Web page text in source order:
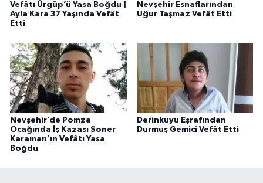
Vefâtı Ürgüp’ü Yasa Boğdu |
Ayla Kara 37 Yaşında Vefât
Etti
Nevşehir Esnaflarından
Uğur Taşmaz Vefât Etti
Nevşehir’de Pomza
Ocağında İş Kazası Soner
Karaman'ın Vefâtı Yasa
Boğdu
Derinkuyu Eşrafından
Durmuş Gemici Vefât Etti